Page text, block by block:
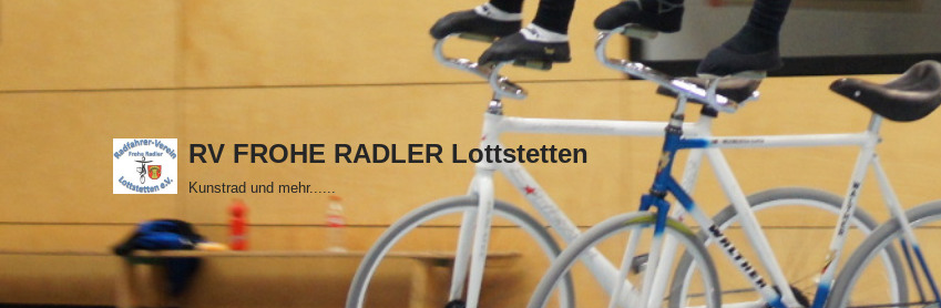
Inhalt
RV FROHE RADLER Lottstetten
Kunstrad und mehr......